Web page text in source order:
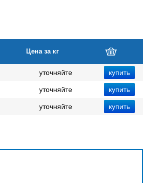
Цена за кг
уточняйте
уточняйте
уточняйте